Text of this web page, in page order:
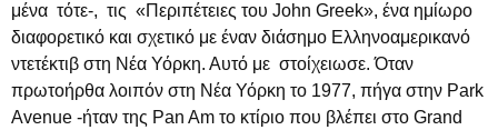
μένα τότε-, τις «Περιπέτειες του John Greek», ένα ημίωρο
διαφορετικό και σχετικό με έναν διάσημο Ελληνοαμερικανό
ντετέκτιβ στη Νέα Υόρκη. Αυτό με στοίχειωσε. Όταν
πρωτοήρθα λοιπόν στη Νέα Υόρκη το 1977, πήγα στην Park
Avenue -ήταν της Pan Am το κτίριο που βλέπει στο Grand